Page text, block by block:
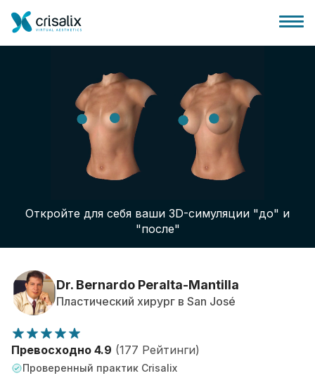
Главная хирурга
Бизнес Платформа
Планы
Откройте для себя ваши 3D-симуляции "до" и
"после"
Dr. Bernardo Peralta-Mantilla
Пластический хирург в San José
Превосходно 4.9 (177 Рейтинги)
Проверенный практик Crisalix